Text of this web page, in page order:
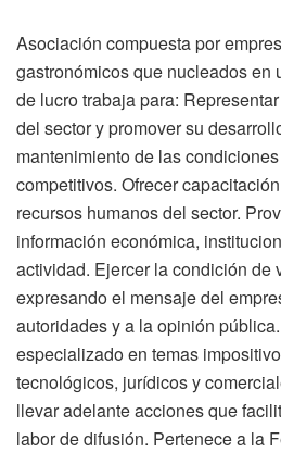
Asociación compuesta por
gastronómicos que nucleados en
de lucro trabaja para:
del sector y promover su
mantenimiento de las
competitivos. Ofrecer
recursos humanos del sector.
información económica,
actividad. Ejercer la condición de
expresando el mensaje del
autoridades y a la opinión
especializado en temas
tecnológicos, jurídicos y
llevar adelante acciones que
labor de difusión. Pertenece a la